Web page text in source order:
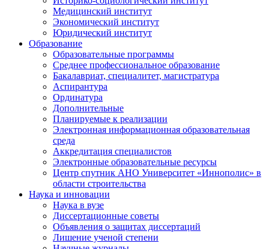
Медицинский институт
Экономический институт
Юридический институт
Образование
Образовательные программы
Среднее профессиональное образование
Бакалавриат, специалитет, магистратура
Аспирантура
Ординатура
Дополнительные
Планируемые к реализации
Электронная информационная образовательная
среда
Аккредитация специалистов
Электронные образовательные ресурсы
Центр спутник АНО Университет «Иннополис» в
области строительства
Наука и инновации
Наука в вузе
Диссертационные советы
Объявления о защитах диссертаций
Лишение ученой степени